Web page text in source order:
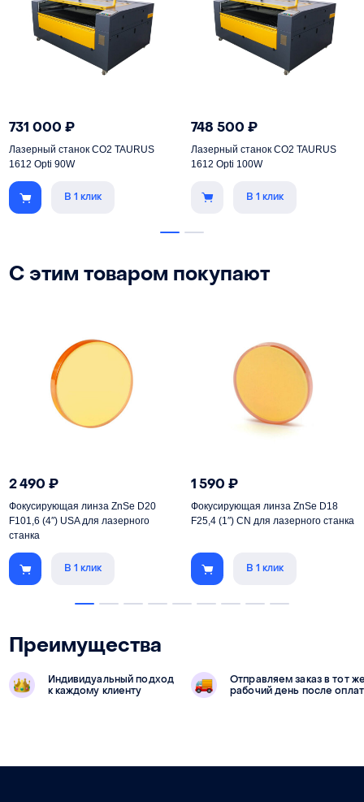
731 000 ₽
Лазерный станок СО2 TAURUS
1612 Opti 90W
В 1 клик
748 500 ₽
Лазерный станок СО2 TAURUS
1612 Opti 100W
В 1 клик
С этим товаром покупают
2 490₽
Фокусирующая линза ZnSe D20
F101,6 (4″) USA для лазерного
станка
В 1 клик
1 590₽
Фокусирующая линза ZnSe D18
F25,4 (1″) CN для лазерного станка
В 1 клик
Преимущества
Индивидуальный подход
к каждому клиенту
Отправляем заказ в тот
рабочий день после